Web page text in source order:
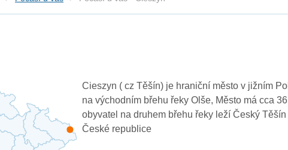
Cieszyn ( cz Těšín) je hraniční město v jižním
na východním břehu řeky Olše, Město má cca
obyvatel na druhem břehu řeky leží Český Těšín
České republice